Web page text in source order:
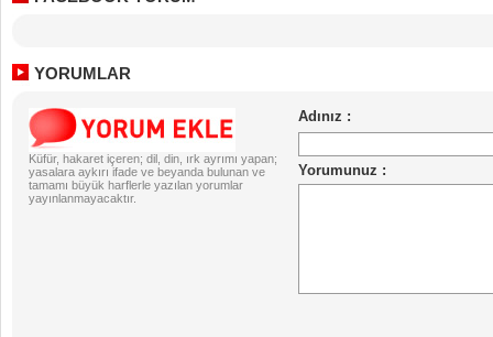
YORUMLAR
Küfür, hakaret içeren; dil, din, ırk ayrımı yapan;
yasalara aykırı ifade ve beyanda bulunan ve
tamamı büyük harflerle yazılan yorumlar
yayınlanmayacaktır.